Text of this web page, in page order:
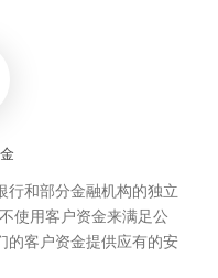
行和部分金融机构的独立
使用客户资金来满足公
的客户资金提供应有的安